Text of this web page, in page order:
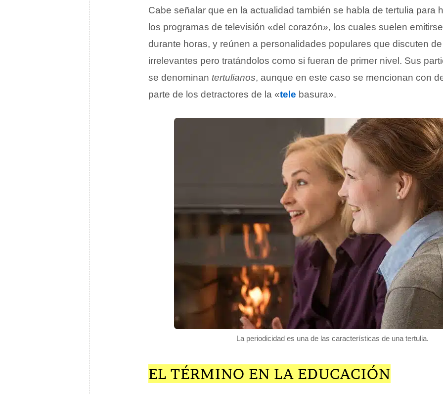
Cabe señalar que en la actualidad también se habla de tertulia para
los programas de televisión «del corazón», los cuales suelen
durante horas, y reúnen a personalidades populares que discuten
irrelevantes pero tratándolos como si fueran de primer nivel. Sus
se denominan tertulianos, aunque en este caso se mencionan con
parte de los detractores de la «tele basura».
La periodicidad es una de las características de una tertulia.
EL TÉRMINO EN LA EDUCACIÓN